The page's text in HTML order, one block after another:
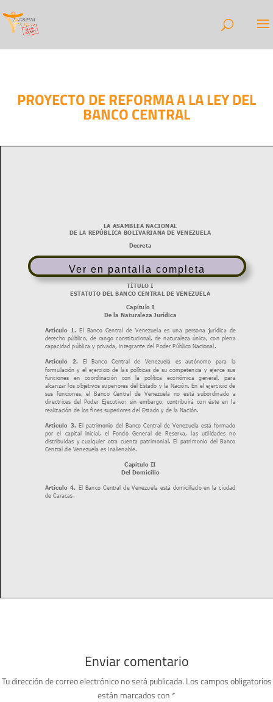
PROYECTO DE REFORMA A LA LEY DEL
BANCO CENTRAL
Ver en pantalla completa
Enviar comentario
Tu dirección de correo electrónico no será publicada. Los campos obligatorios
están marcados con *